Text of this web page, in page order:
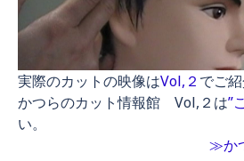
実際のカットの映像はVol,２ でご
かつらのカット情報館 Vol,２は”
い。
≫か